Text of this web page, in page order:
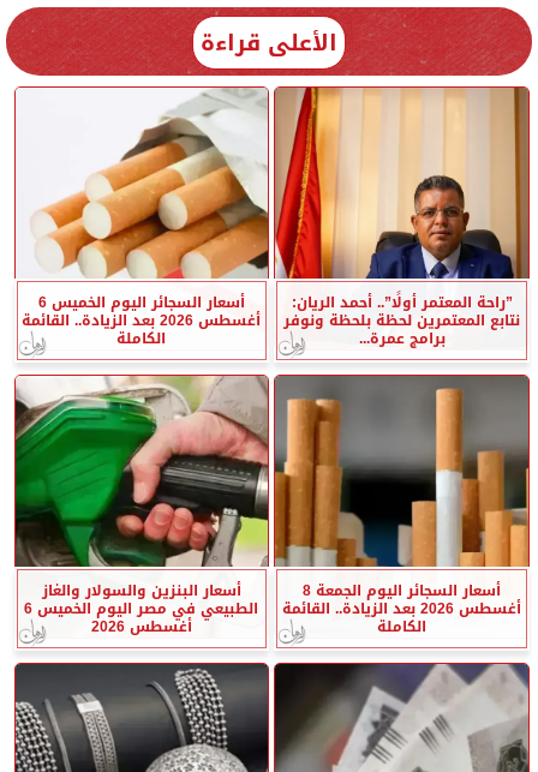
الأعلى قراءة
”راحة المعتمر أولًا”.. أحمد الريان:
نتابع المعتمرين لحظة بلحظة ونوفر
برامج عمرة...
أسعار السجائر اليوم الخميس 6
أغسطس 2026 بعد الزيادة.. القائمة
الكاملة
أسعار السجائر اليوم الجمعة 8
أغسطس 2026 بعد الزيادة.. القائمة
الكاملة
أسعار البنزين والسولار والغاز
الطبيعي في مصر اليوم الخميس 6
أغسطس 2026